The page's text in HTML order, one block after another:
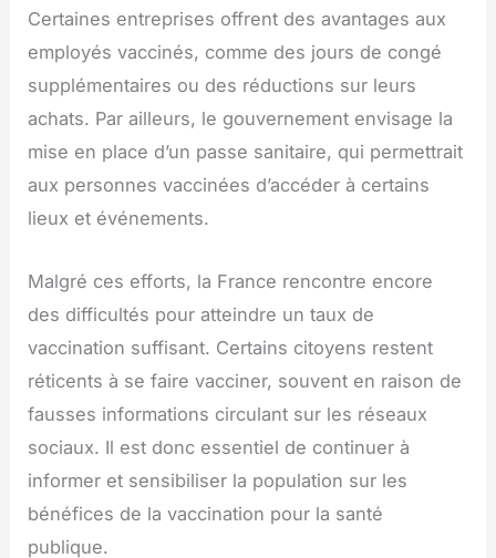
Certaines entreprises offrent des avantages aux
employés vaccinés, comme des jours de congé
supplémentaires ou des réductions sur leurs
achats. Par ailleurs, le gouvernement envisage la
mise en place d’un passe sanitaire, qui permettrait
aux personnes vaccinées d’accéder à certains
lieux et événements.
Malgré ces efforts, la France rencontre encore
des difficultés pour atteindre un taux de
vaccination suffisant. Certains citoyens restent
réticents à se faire vacciner, souvent en raison de
fausses informations circulant sur les réseaux
sociaux. Il est donc essentiel de continuer à
informer et sensibiliser la population sur les
bénéfices de la vaccination pour la santé
publique.